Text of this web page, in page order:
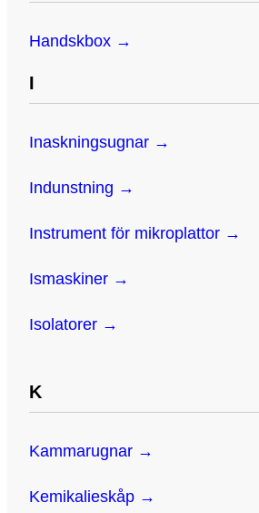
Handskbox →
I
Inaskningsugnar →
Indunstning →
Instrument för mikroplattor →
Ismaskiner →
Isolatorer →
K
Kammarugnar →
Kemikalieskåp →